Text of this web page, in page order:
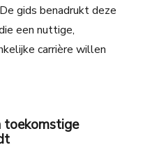
gids benadrukt deze
een nuttige,
carrière willen
toekomstige